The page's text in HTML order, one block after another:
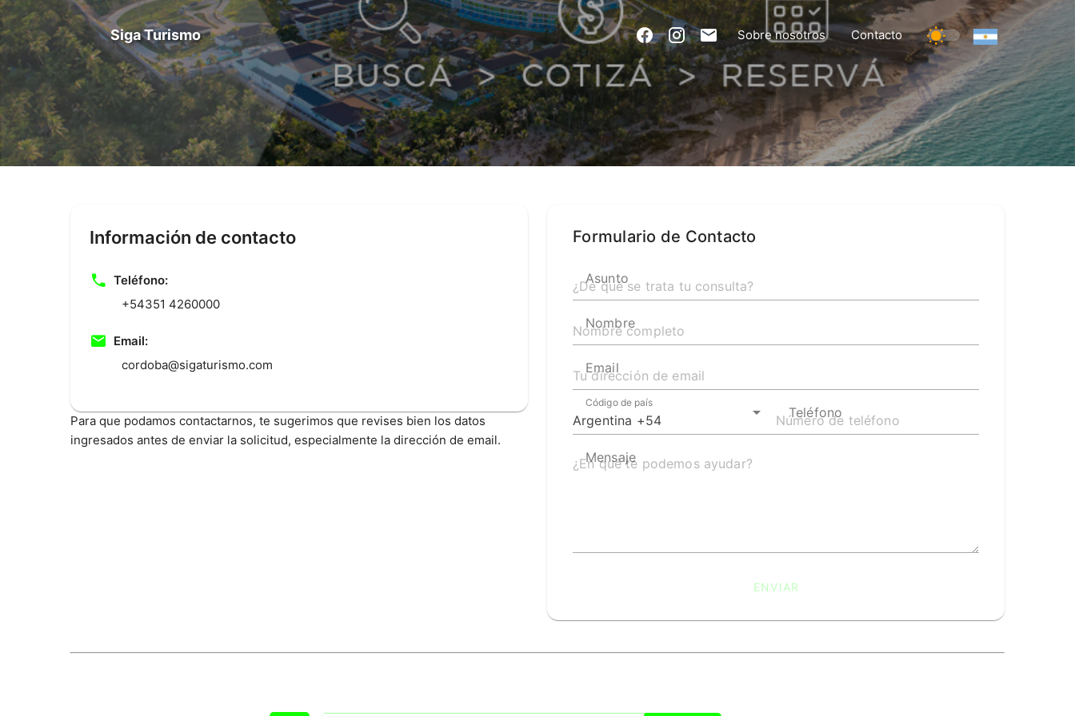
Siga Turismo Sobre nosotros Contacto
Información de contacto
Teléfono:
+54351 4260000
Email:
cordoba@sigaturismo.com
Para que podamos contactarnos, te sugerimos que revises bien los datos
ingresados antes de enviar la solicitud, especialmente la dirección de email.
Formulario de Contacto
Asunto
Nombre
Email
Código de país
Argentina +54 Teléfono
Mensaje
ENVIAR